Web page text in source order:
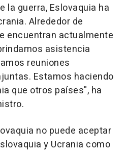
la guerra, Eslovaquia ha
Alrededor de
encuentran actualmente
asistencia
reuniones
Estamos haciendo
que otros países", ha
no puede aceptar
y Ucrania como